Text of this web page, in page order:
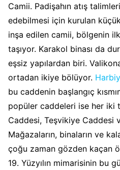
Camii. Padişahın atış
edebilmesi için kurulan
inşa edilen camii, bölgenin
taşıyor. Karakol binası da
eşsiz yapılardan biri.
ortadan ikiye bölüyor.
bu caddenin başlangıç
popüler caddeleri ise her iki
Caddesi, Teşvikiye Caddesi
Mağazaların, binaların ve
çoğu zaman gözden kaçan
19. Yüzyılın mimarisinin bu